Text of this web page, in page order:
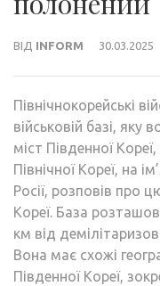
ВІД INFORM 30.03.2025
Північнокорейські
військовій базі, яку
міст Південної
Північної Кореї, на
Росії, розповів про
Кореї. База
км від
Вона має схожі
Південної Кореї,